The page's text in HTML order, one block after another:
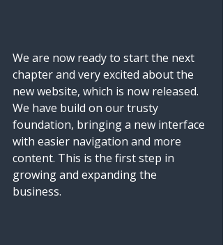
We are now ready to start the next
chapter and very excited about the
new website, which is now released.
We have build on our trusty
foundation, bringing a new interface
with easier navigation and more
content. This is the first step in
growing and expanding the
business.